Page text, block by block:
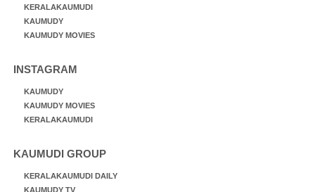
KERALAKAUMUDI
KAUMUDY
KAUMUDY MOVIES
INSTAGRAM
KAUMUDY
KAUMUDY MOVIES
KERALAKAUMUDI
KAUMUDI GROUP
KERALAKAUMUDI DAILY
KAUMUDY TV